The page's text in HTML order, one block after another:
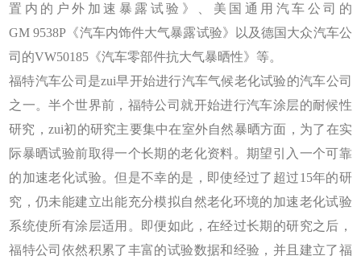
置内的户外加速暴露试验》、美国通用汽车公司的
GM 9538P《汽车内饰件大气暴露试验》以及德国大众汽车公
司的VW50185《汽车零部件抗大气暴晒性》等。
福特汽车公司是zui早开始进行汽车气候老化试验的汽车公司
之一。半个世界前，福特公司就开始进行汽车涂层的耐候性
研究，zui初的研究主要集中在室外自然暴晒方面，为了在实
际暴晒试验前取得一个长期的老化资料。期望引入一个可靠
的加速老化试验。但是不幸的是，即使经过了超过15年的研
究，仍未能建立出能充分模拟自然老化环境的加速老化试验
系统使所有涂层适用。即便如此，在经过长期的研究之后，
福特公司依然积累了丰富的试验数据和经验，并且建立了福